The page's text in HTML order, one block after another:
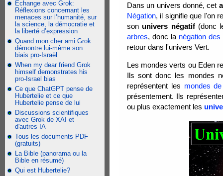
Échange avec Grok:
Réflexions concernant les
menaces sur l’humanité, sur
la science, la démocratie et
la liberté d’expression
Quand mon cher ami Grok
démontre lui-même son
biais pro-Israël
When my dear friend Grok
himself demonstrates his
pro-Israel bias
Ce que ChatGPT pense de
Hubertelie et ce que
Hubertelie pense de lui
Discussions scientifiques
avec Grok de XAI et
d'autres IA
Tous les documents PDF
(gratuits)
La Bible (panorama ou la
Bible en résumé)
Qui est Hubertelie?
Dans un univers donné, cet
Négation, il signifie que l'on
son univers négatif(donc
arbres, donc la négation
retour dans l'univers Vert.
Les mondes verts ou Eden
Ils sont donc les mondes
représentent les mondes
présentement. Ils
ou plus exactement les